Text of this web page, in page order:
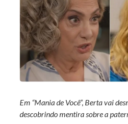
Em “Mania de Você”, Berta vai
descobrindo mentira sobre a